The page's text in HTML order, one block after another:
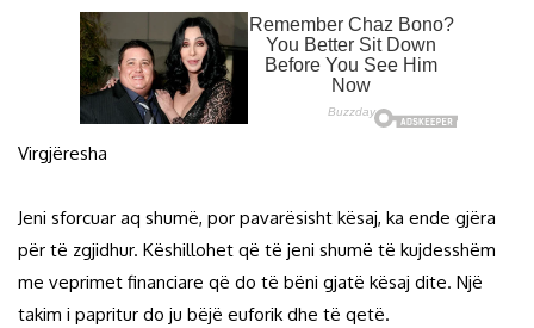
Virgjëresha
Jeni sforcuar aq shumë, por pavarësisht kësaj, ka ende gjëra
për të zgjidhur. Këshillohet që të jeni shumë të kujdesshëm
me veprimet financiare që do të bëni gjatë kësaj dite. Një
takim i papritur do ju bëjë euforik dhe të qetë.